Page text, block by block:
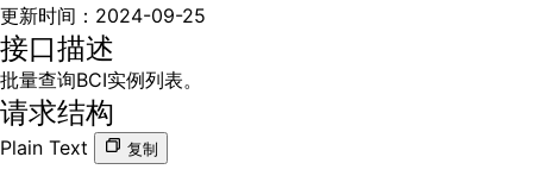
更新时间 ： 2024-09-25
接口描述
批量查询BCI实例列表。
请求结构
Plain Text 复制